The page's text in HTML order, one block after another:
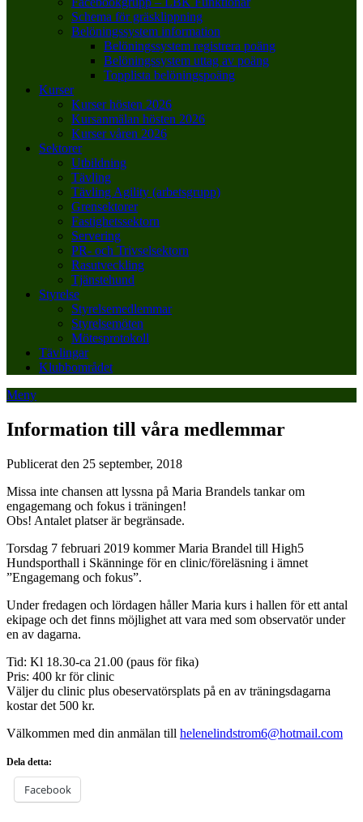
Schema för gräsklippning
Belöningssystem information
Belöningssystem registrera poäng
Belöningssystem uttag av poäng
Topplista belöningspoäng
Kurser
Kurser hösten 2026
Kursanmälan hösten 2026
Kurser våren 2026
Sektorer
Utbildning
Tävling
Tävling Agility (arbetsgrupp)
Grensektorer
Fastighetssektorn
Servering
PR- och Trivselsektorn
Rasutveckling
Tjänstehund
Styrelse
Styrelsemedlemmar
Styrelsemöten
Mötesprotokoll
Tävlingar
Klubbområdet
Meny
Information till våra medlemmar
Publicerat den 25 september, 2018
Missa inte chansen att lyssna på Maria Brandels tankar om
engagemang och fokus i träningen!
Obs! Antalet platser är begränsade.
Torsdag 7 februari 2019 kommer Maria Brandel till High5
Hundsporthall i Skänninge för en clinic/föreläsning i ämnet
”Engagemang och fokus”.
Under fredagen och lördagen håller Maria kurs i hallen för ett antal
ekipage och det finns möjlighet att vara med som observatör under
en av dagarna.
Tid: Kl 18.30-ca 21.00 (paus för fika)
Pris: 400 kr för clinic
Väljer du clinic plus obeservatörsplats på en av träningsdagarna
kostar det 500 kr.
Välkommen med din anmälan till helenelindstrom6@hotmail.com
Dela detta:
Facebook